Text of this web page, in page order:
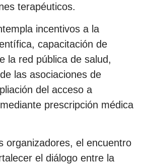
terapéuticos.
incentivos a la
capacitación de
la red pública de salud,
las asociaciones de
del acceso a
prescripción médica
organizadores, el encuentro
el diálogo entre la